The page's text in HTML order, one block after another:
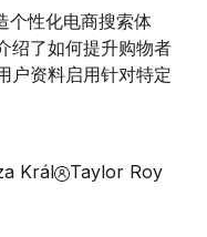
个性化电商搜索体
绍了如何提升购物者
户资料启用针对特定
Král
Taylor Roy